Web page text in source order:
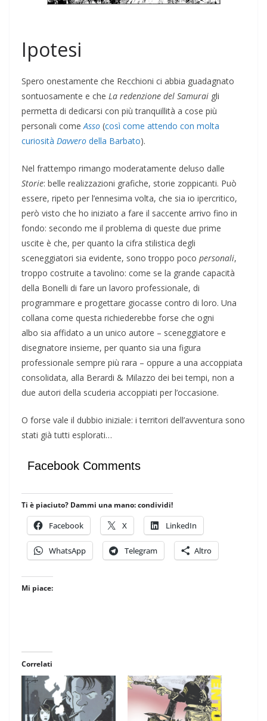
Ipotesi
Spero onestamente che Recchioni ci abbia guadagnato
sontuosamente e che La redenzione del Samurai gli
permetta di dedicarsi con più tranquillità a cose più
personali come Asso (così come attendo con molta
curiosità Davvero della Barbato).
Nel frattempo rimango moderatamente deluso dalle
Storie: belle realizzazioni grafiche, storie zoppicanti. Può
essere, ripeto per l’ennesima volta, che sia io ipercritico,
però visto che ho iniziato a fare il saccente arrivo fino in
fondo: secondo me il problema di queste due prime
uscite è che, per quanto la cifra stilistica degli
sceneggiatori sia evidente, sono troppo poco personali,
troppo costruite a tavolino: come se la grande capacità
della Bonelli di fare un lavoro professionale, di
programmare e progettare giocasse contro di loro. Una
collana come questa richiederebbe forse che ogni
albo sia affidato a un unico autore – sceneggiatore e
disegnatore insieme, per quanto sia una figura
professionale sempre più rara – oppure a una accoppiata
consolidata, alla Berardi & Milazzo dei bei tempi, non a
due autori della scuderia accoppiati per l’occasione.
O forse vale il dubbio iniziale: i territori dell’avventura sono
stati già tutti esplorati…
Facebook Comments
Ti è piaciuto? Dammi una mano: condividi!
Facebook X LinkedIn
WhatsApp Telegram Altro
Mi piace:
Correlati